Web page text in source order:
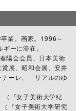
業。画家。1996～
ーに滞在。
陽会会員、日本美術
展、昭和会展、安井
ーレ、「リアルのゆ
（『女子美術大学紀
『女子美術大学研究